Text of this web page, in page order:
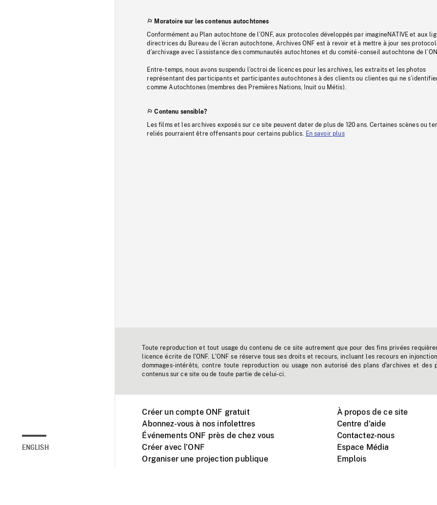
ENGLISH
Moratoire sur les contenus autochtones
Conformément au Plan autochtone de l’ONF, aux protocoles développés par imagineNATIVE et aux
directrices du Bureau de l’écran autochtone, Archives ONF est à revoir et à mettre à jour ses
d’archivage avec l’assistance des communautés autochtones et du comité-conseil autochtone de
Entre-temps, nous avons suspendu l’octroi de licences pour les archives, les extraits et les photos
représentant des participants et participantes autochtones à des clients ou clientes qui ne
comme Autochtones (membres des Premières Nations, Inuit ou Métis).
Contenu sensible?
Les films et les archives exposés sur ce site peuvent dater de plus de 120 ans. Certaines scènes ou
reliés pourraient être offensants pour certains publics.
En savoir plus
Toute reproduction et tout usage du contenu de ce site autrement que pour des fins privées
licence écrite de l'ONF. L'ONF se réserve tous ses droits et recours, incluant les recours en
dommages-intérêts, contre toute reproduction ou usage non autorisé des plans d'archives et des
contenus sur ce site ou de toute partie de celui-ci.
Créer un compte ONF gratuit
Abonnez-vous à nos infolettres
Événements ONF près de chez vous
Créer avec l’ONF
Organiser une projection publique
À propos de ce site
Centre d'aide
Contactez-nous
Espace Média
Emplois